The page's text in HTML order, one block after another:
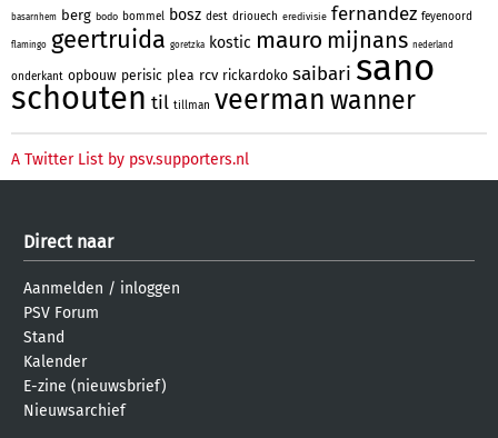
basarnhem berg bodo bommel bosz dest driouech eredivisie fernandez feyenoord
flamingo geertruida goretzka kostic mauro mijnans nederland
onderkant opbouw perisic plea rcv rickardoko saibari sano
schouten til tillman veerman wanner
A Twitter List by psv.supporters.nl
Direct naar
Aanmelden / inloggen
PSV Forum
Stand
Kalender
E-zine (nieuwsbrief)
Nieuwsarchief